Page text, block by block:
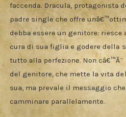
faccenda. Dracula, protagonista
padre single che offre
debba essere un genitore:
cura di sua figlia e godere della
tutto alla perfezione. Non
del genitore, che mette la vita
sua, ma prevale il messaggio
camminare parallelamente.